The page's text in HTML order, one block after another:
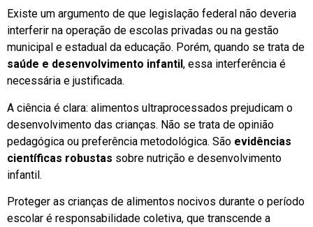
Existe um argumento de que legislação federal não deveria
interferir na operação de escolas privadas ou na gestão
municipal e estadual da educação. Porém, quando se trata de
saúde e desenvolvimento infantil, essa interferência é
necessária e justificada.
A ciência é clara: alimentos ultraprocessados prejudicam o
desenvolvimento das crianças. Não se trata de opinião
pedagógica ou preferência metodológica. São evidências
científicas robustas sobre nutrição e desenvolvimento
infantil.
Proteger as crianças de alimentos nocivos durante o período
escolar é responsabilidade coletiva, que transcende a